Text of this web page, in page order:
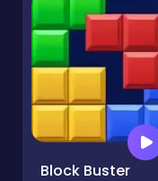
Block Buster